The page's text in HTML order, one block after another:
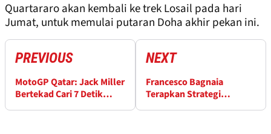
Quartararo akan kembali ke trek Losail pada hari
Jumat, untuk memulai putaran Doha akhir pekan ini.
PREVIOUS
MotoGP Qatar: Jack Miller
Bertekad Cari 7 Detik
NEXT
Francesco Bagnaia
Terapkan Strategi